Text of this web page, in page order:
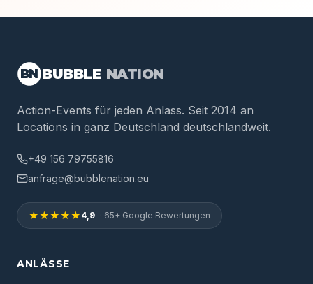
BN BUBBLE NATION
Action-Events für jeden Anlass. Seit 2014 an
Locations in ganz Deutschland deutschlandweit.
+49 156 79755816
anfrage@bubblenation.eu
★★★★★ 4,9 · 65+ Google Bewertungen
ANLÄSSE